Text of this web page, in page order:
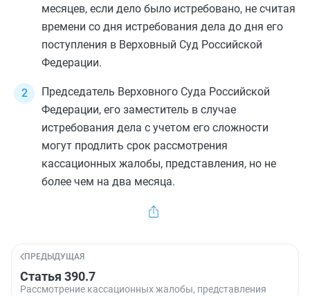
месяцев, если дело было истребовано, не считая
времени со дня истребования дела до дня его
поступления в Верховный Суд Российской
Федерации.
Председатель Верховного Суда Российской
Федерации, его заместитель в случае
истребования дела с учетом его сложности
могут продлить срок рассмотрения
кассационных жалобы, представления, но не
более чем на два месяца.
ПРЕДЫДУЩАЯ
Статья 390.7
Рассмотрение кассационных жалобы, представления